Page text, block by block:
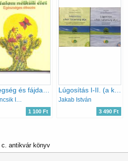
Betegség és fájdalom nélküli élet - Egészséges étkezés
Ferencsik István
1 100 Ft
Lúgosítás I-II. (a kor-talanság útja, a kór-talanság útja)
Jakab István
3 490 Ft
c. antikvár könyv